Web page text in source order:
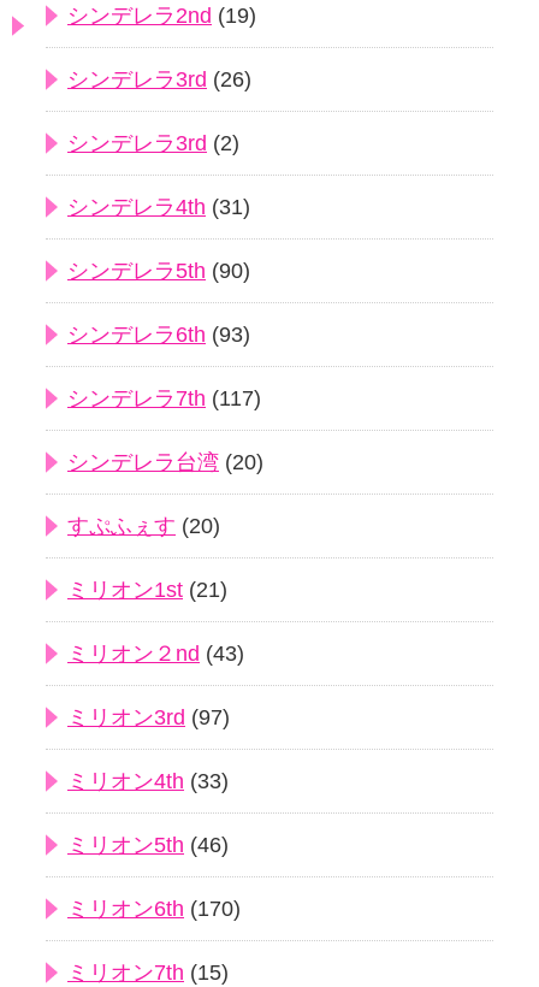
シンデレラ2nd (19)
シンデレラ3rd (26)
シンデレラ3rd (2)
シンデレラ4th (31)
シンデレラ5th (90)
シンデレラ6th (93)
シンデレラ7th (117)
シンデレラ台湾 (20)
すぷふぇす (20)
ミリオン1st (21)
ミリオン２nd (43)
ミリオン3rd (97)
ミリオン4th (33)
ミリオン5th (46)
ミリオン6th (170)
ミリオン7th (15)